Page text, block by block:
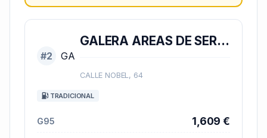
#2 GA
GALERA AREAS DE SERVICIO
CALLE NOBEL, 64
TRADICIONAL
G95 1,609 €